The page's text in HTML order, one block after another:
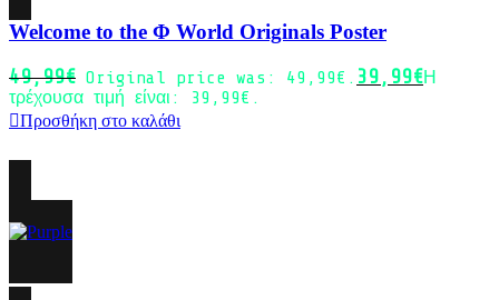
Welcome to the Φ World Originals Poster
49,99€ Original price was: 49,99€. 39,99€Η
τρέχουσα τιμή είναι: 39,99€.
Προσθήκη στο καλάθι